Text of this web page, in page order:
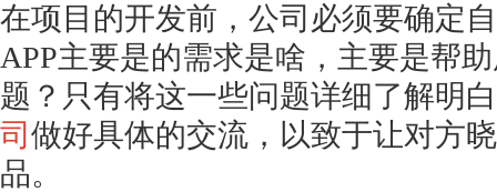
在项目的开发前，公司必须要确定
APP主要是的需求是啥，主要是帮
题？只有将这一些问题详细了解明
司做好具体的交流，以致于让对方
品。